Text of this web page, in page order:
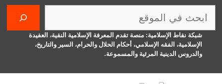
انتقل
المحتوىشبكة نقاط الإسلامية: منصة تقدم المعرفة الإسلامية النقية، العقيدة
الإسلامية، الفقه الإسلامي، أحكام الحلال والحرام، السير والتاريخ،
والدروس الدينية المرئية والمسموعة.